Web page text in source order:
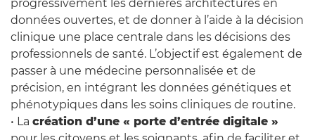
progressivement les dernières architectures en
données ouvertes, et de donner à l’aide à la décision
clinique une place centrale dans les décisions des
professionnels de santé. L’objectif est également de
passer à une médecine personnalisée et de
précision, en intégrant les données génétiques et
phénotypiques dans les soins cliniques de routine.
• La création d’une « porte d’entrée digitale »